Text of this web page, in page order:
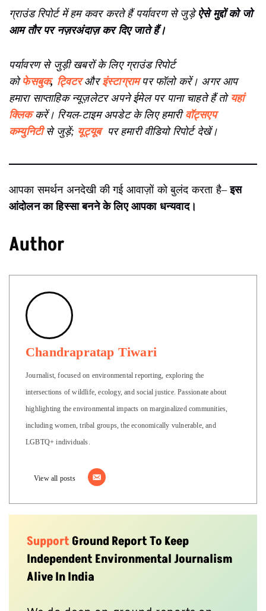
ग्राउंड रिपोर्ट में हम कवर करते हैं पर्यावरण से जुड़ेऐसे मुद्दों को जो
आम तौर पर नज़रअंदाज़ कर दिए जाते हैं।
पर्यावरण से जुड़ी खबरों के लिए ग्राउंड रिपोर्ट
को फेसबुक, ट्विटरऔरइंस्टाग्रामपर फॉलो करें। अगर आप
हमारा साप्ताहिक न्यूज़लेटर अपने ईमेल पर पाना चाहते हैं तो यहां
क्लिककरें। रियल-टाइम अपडेट के लिए हमारी वॉट्सएप
कम्युनिटी से जुड़ें; यूट्यूबपर हमारी वीडियो रिपोर्ट देखें।
आपका समर्थन अनदेखी की गई आवाज़ों को बुलंद करता है–इस
आंदोलन का हिस्सा बनने के लिए आपका धन्यवाद।
Author
Chandrapratap Tiwari
Journalist, focused on environmental reporting, exploring the
intersections of wildlife, ecology, and social justice. Passionate about
highlighting the environmental impacts on marginalized communities,
including women, tribal groups, the economically vulnerable, and
LGBTQ+ individuals.
View all posts
SupportGround Report To Keep
Independent Environmental Journalism
Alive In India